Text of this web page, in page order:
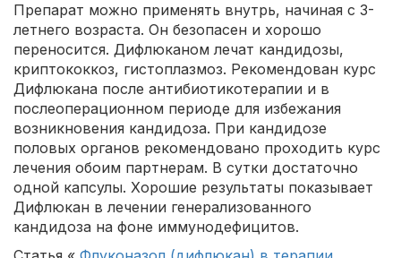
Препарат можно применять внутрь, начиная с 3-
летнего возраста. Он безопасен и хорошо
переносится. Дифлюканом лечат кандидозы,
криптококкоз, гистоплазмоз. Рекомендован курс
Дифлюкана после антибиотикотерапии и в
послеоперационном периоде для избежания
возникновения кандидоза. При кандидозе
половых органов рекомендовано проходить курс
лечения обоим партнерам. В сутки достаточно
одной капсулы. Хорошие результаты показывает
Дифлюкан в лечении генерализованного
кандидоза на фоне иммунодефицитов.